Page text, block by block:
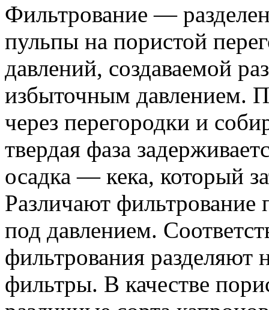
Фильтрование —
пульпы на пористой
давлений, создаваемой
избыточным давлением.
через перегородки и
твердая фаза
осадка — кека, который
Различают
под давлением.
фильтрования разделяют
фильтры. В качестве